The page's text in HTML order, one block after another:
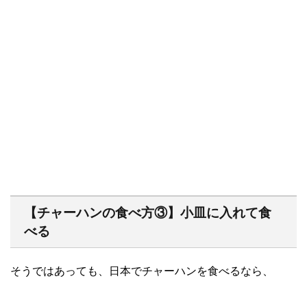
【チャーハンの食べ方③】小皿に入れて食
べる
そうではあっても、日本でチャーハンを食べるなら、